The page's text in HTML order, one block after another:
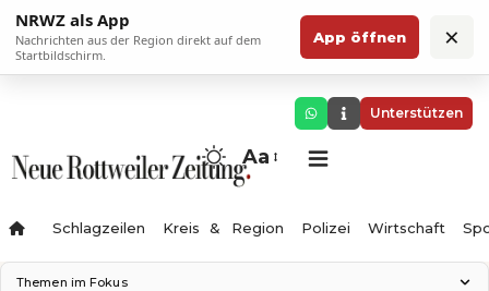
NRWZ als App
Nachrichten aus der Region direkt auf dem
Startbildschirm.
App öffnen ×
Unterstützen
Aa
Schlagzeilen Kreis & Region Polizei Wirtschaft
Themen im Fokus